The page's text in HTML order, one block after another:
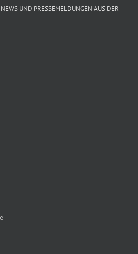
UND PRESSEMELDUNGEN AUS DER